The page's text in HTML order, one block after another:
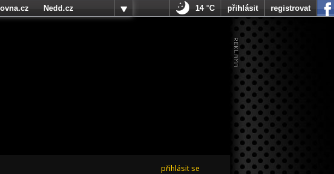
přihlásit se
Nedd.cz
14 °C přihlásit registrovat